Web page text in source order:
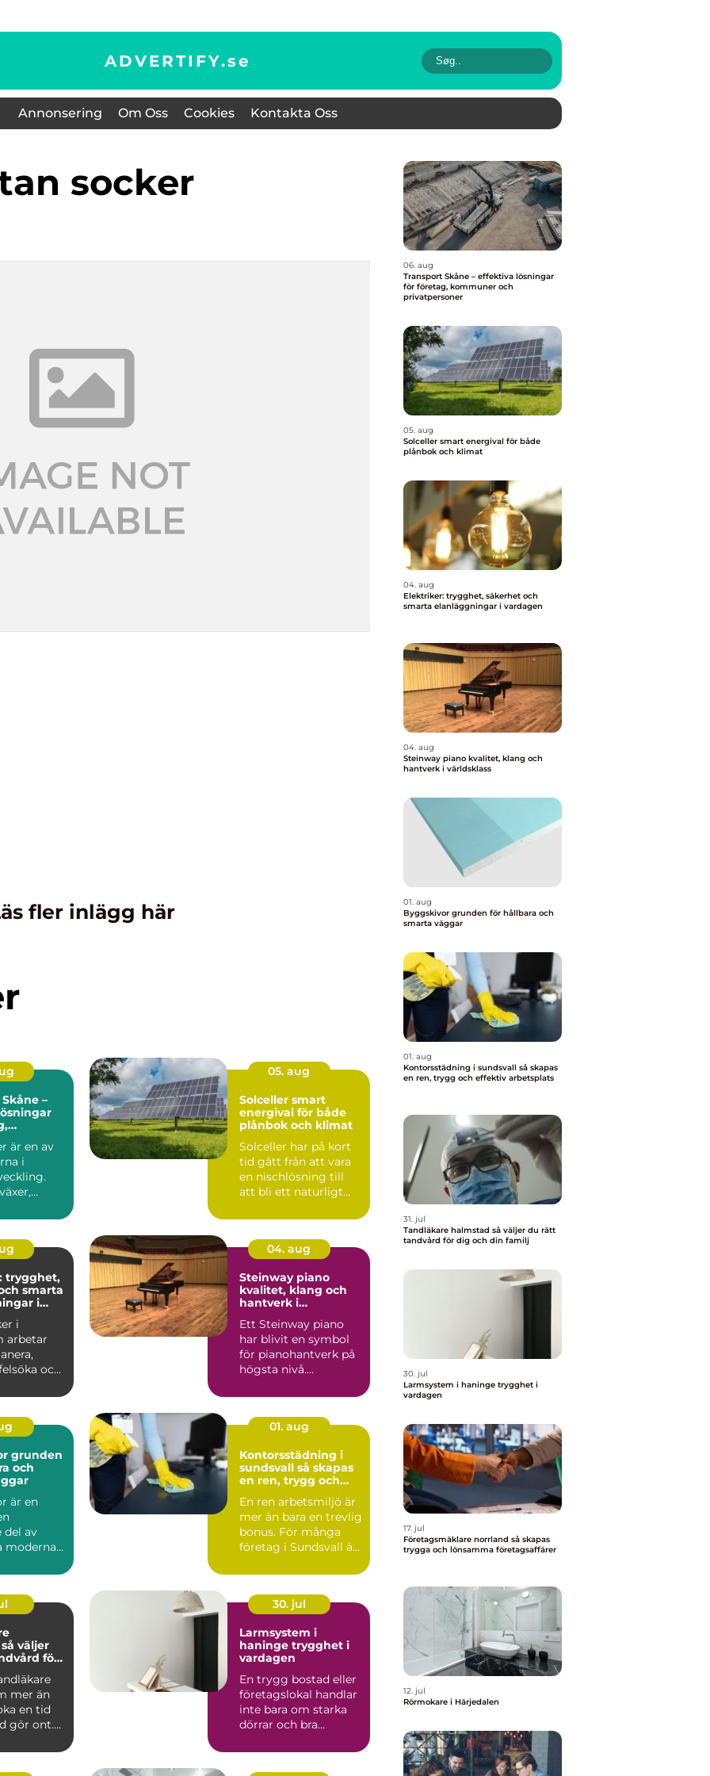
ADVERTIFY.se
Annonsering Om Oss Cookies Kontakta Oss
socker
fler inlägg här
–
är en av
i
05. aug
Solceller smart
energival för både
plånbok och klimat
Solceller har på kort
tid gått från att vara
en nischlösning till
att bli ett naturligt
trygghet,
smarta
i
i
arbetar
och
04. aug
Steinway piano
kvalitet, klang och
hantverk i
Ett Steinway piano
har blivit en symbol
för pianohantverk på
högsta nivå.
används på ko...
och
är en
del av
moderna
01. aug
Kontorsstädning i
sundsvall så skapas
en ren, trygg och
En ren arbetsmiljö är
mer än bara en trevlig
bonus. För många
företag i Sundsvall är
för
mer än
en tid
gör ont.
30. jul
Larmsystem i
haninge trygghet i
vardagen
En trygg bostad eller
företagslokal handlar
inte bara om starka
dörrar och bra
06. aug
Transport Skåne – effektiva lösningar
för företag, kommuner och
privatpersoner
05. aug
Solceller smart energival för både
plånbok och klimat
04. aug
Elektriker: trygghet, säkerhet och
smarta elanläggningar i vardagen
04. aug
Steinway piano kvalitet, klang och
hantverk i världsklass
01. aug
Byggskivor grunden för hållbara och
smarta väggar
01. aug
Kontorsstädning i sundsvall så skapas
en ren, trygg och effektiv arbetsplats
31. jul
Tandläkare halmstad så väljer du rätt
tandvård för dig och din familj
30. jul
Larmsystem i haninge trygghet i
vardagen
17. jul
Företagsmäklare norrland så skapas
trygga och lönsamma företagsaffärer
12. jul
Rörmokare i Härjedalen